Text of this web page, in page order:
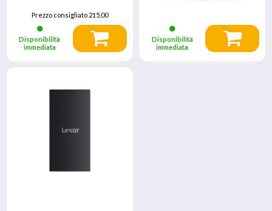
Prezzo consigliato215,00
Disponibilità
immediata
Disponibilità
immediata